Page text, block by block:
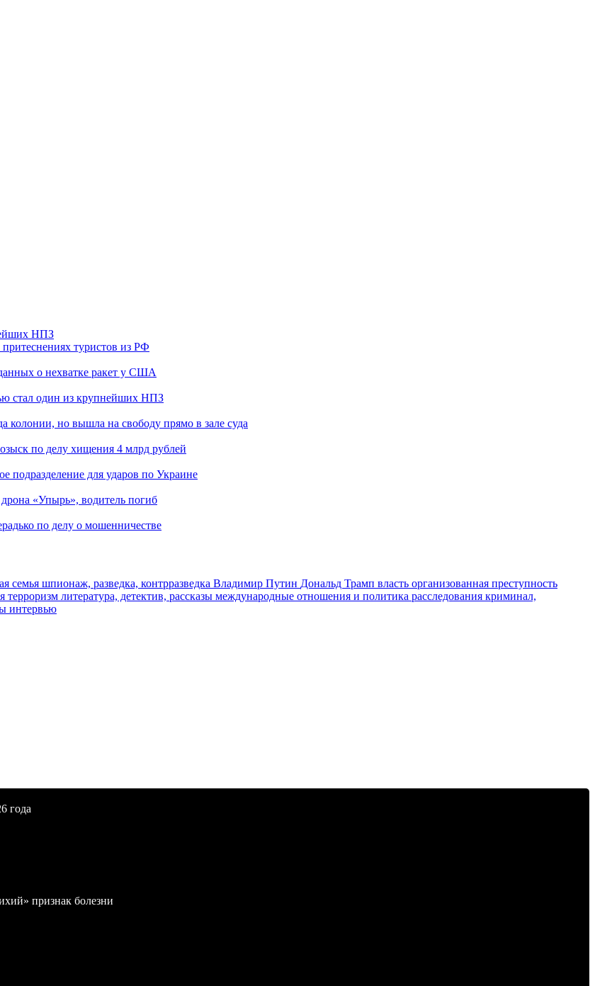
НПЗ
притеснениях туристов из РФ
о нехватке ракет у США
стал один из крупнейших НПЗ
колонии, но вышла на свободу прямо в зале суда
по делу хищения 4 млрд рублей
подразделение для ударов по Украине
«Упырь», водитель погиб
по делу о мошенничестве
семья шпионаж, разведка, контрразведка Владимир Путин Дональд Трамп власть организованная преступность
терроризм литература, детектив, рассказы международные отношения и политика расследования криминал,
интервью
года
признак болезни